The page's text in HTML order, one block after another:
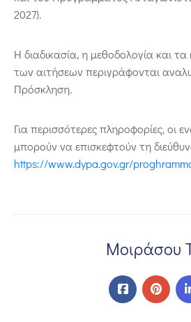
2027).
Η διαδικασία, η μεθοδολογία και τα
των αιτήσεων περιγράφονται
Πρόσκληση.
Για περισσότερες πληροφορίες, οι
μπορούν να επισκεφτούν τη
https://www.dypa.gov.gr/
Μοιράσου